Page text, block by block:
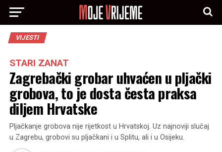
VIJESTI
STARI ZANAT
Zagrebački grobar uhvaćen u pljački
grobova, to je dosta česta praksa
diljem Hrvatske
Pljačkanje grobova nije rijetkost u Hrvatskoj. Uz najnoviji slučaj
u Zagrebu, grobovi su pljačkani i u Splitu, ali i u Osijeku.